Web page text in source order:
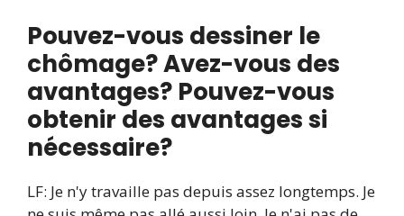
Pouvez-vous dessiner le
chômage? Avez-vous des
avantages? Pouvez-vous
obtenir des avantages si
nécessaire?
LF: Je n'y travaille pas depuis assez longtemps. Je